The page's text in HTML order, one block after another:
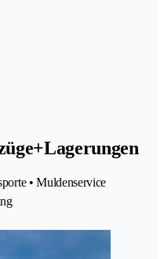
• Muldenservice